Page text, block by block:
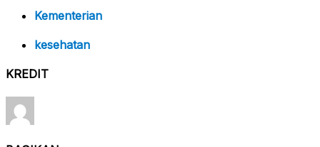
Kementerian
kesehatan
KREDIT